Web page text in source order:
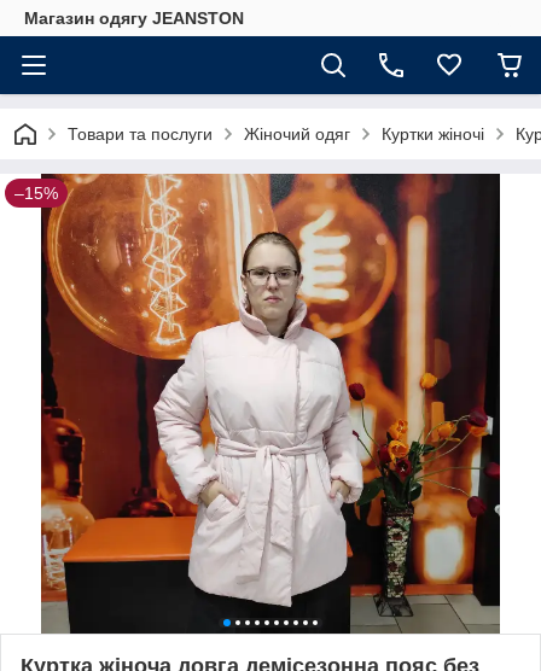
Магазин одягу JEANSTON
Товари та послуги Жіночий одяг Куртки жіночі
–15%
Куртка жіноча довга демісезонна пояс без